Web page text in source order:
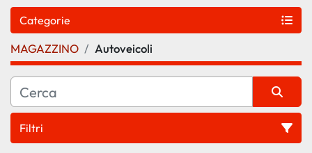
Categorie
MAGAZZINO Autoveicoli
Filtri